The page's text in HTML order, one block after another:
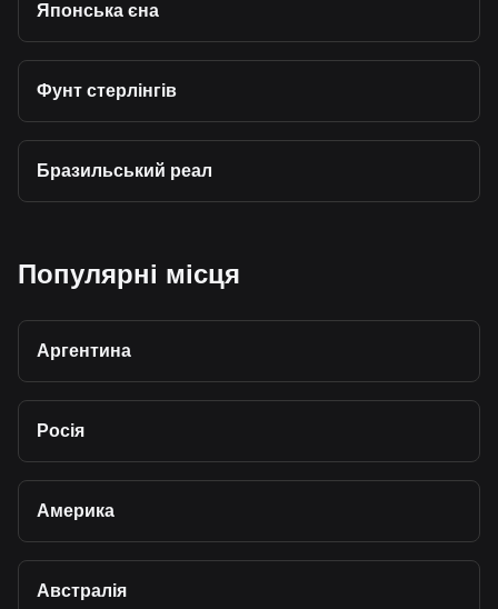
Японська єна
Фунт стерлінгів
Бразильський реал
Популярні місця
Аргентина
Росія
Америка
Австралія